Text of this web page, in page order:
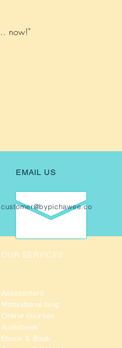
now!"
EMAIL US
customer@bypichawee.co
OUR SERVICES
Assessment
Motivational blog
Online courses
Audiobook
Ebook & Book